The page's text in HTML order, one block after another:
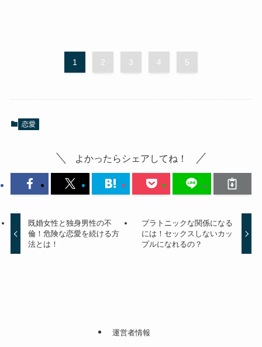
1 2 3 4 5
恋愛
よかったらシェアしてね！
既婚女性と独身男性の不
倫！危険な恋愛を続ける方
法とは！
プラトニックな関係になる
には！セックスしないカッ
プルになれるの？
運営者情報